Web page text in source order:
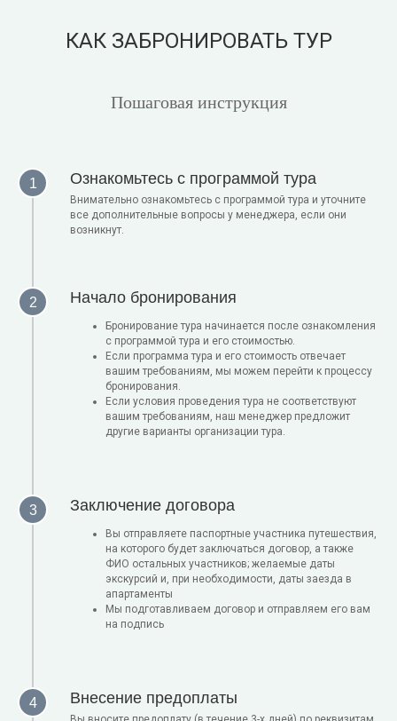
КАК ЗАБРОНИРОВАТЬ ТУР
Пошаговая инструкция
Ознакомьтесь с программой тура
Внимательно ознакомьтесь с программой тура и уточните
все дополнительные вопросы у менеджера, если они
возникнут.
Начало бронирования
Бронирование тура начинается после ознакомления
с программой тура и его стоимостью.
Если программа тура и его стоимость отвечает
вашим требованиям, мы можем перейти к процессу
бронирования.
Если условия проведения тура не соответствуют
вашим требованиям, наш менеджер предложит
другие варианты организации тура.
Заключение договора
Вы отправляете паспортные участника путешествия,
на которого будет заключаться договор, а также
ФИО остальных участников; желаемые даты
экскурсий и, при необходимости, даты заезда в
апартаменты
Мы подготавливаем договор и отправляем его вам
на подпись
Внесение предоплаты